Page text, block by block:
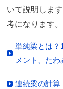
いて説明しま
考になります。
単純梁とは？
メント、た
連続梁の計算